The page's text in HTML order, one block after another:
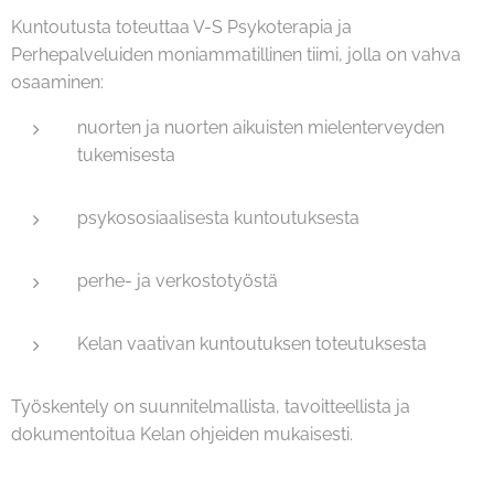
Kuntoutusta toteuttaa V-S Psykoterapia ja
Perhepalveluiden moniammatillinen tiimi, jolla on vahva
osaaminen:
nuorten ja nuorten aikuisten mielenterveyden
tukemisesta
psykososiaalisesta kuntoutuksesta
perhe- ja verkostotyöstä
Kelan vaativan kuntoutuksen toteutuksesta
Työskentely on suunnitelmallista, tavoitteellista ja
dokumentoitua Kelan ohjeiden mukaisesti.